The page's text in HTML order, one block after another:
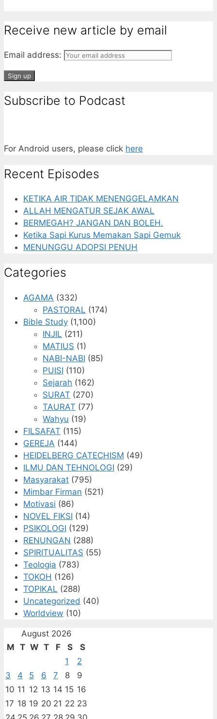
Receive new article by email
Email address:
Subscribe to Podcast
For Android users, please click here
Recent Episodes
KETIKA AIR TIDAK MENENGGELAMKAN
ALLAH MENGATUR SEJAK AWAL
BERMEGAH? JANGAN DAN BOLEH.
Ketika Sapi Kurus Memakan Sapi Gemuk
MENUNGGU ADOPSI PENUH
Categories
AGAMA (332)
PASTORAL (174)
Bible Study (1,100)
INJIL (211)
MATIUS (1)
NABI-NABI (85)
PUISI (110)
Sejarah (162)
SURAT (270)
TAURAT (77)
Wahyu (19)
FILSAFAT (115)
GEREJA (144)
HEIDELBERG CATECHISM (49)
ILMU DAN TEHNOLOGI (29)
Masyarakat (795)
Mimbar Firman (521)
Motivasi (86)
NOVEL FIKSI (14)
PSIKOLOGI (129)
RENUNGAN (288)
SPIRITUALITAS (55)
Teologia (783)
TOKOH (126)
TOPIKAL (288)
Uncategorized (40)
Worldview (10)
August 2026
M T W T F S
S
1
2
3
4 5 6 7 8
9
10 11 12 13 14 15 16
17 18 19 20 21 22 23